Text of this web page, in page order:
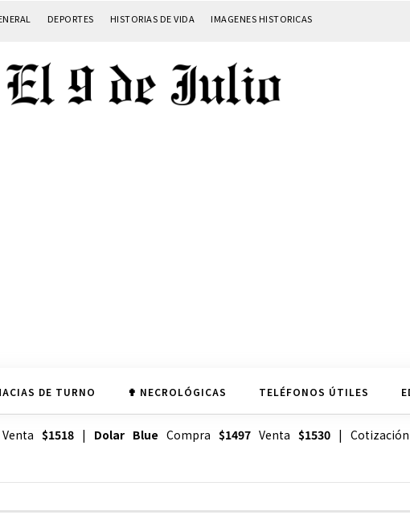
DEPORTES HISTORIAS DE VIDA IMAGENES HISTORICAS
DE TURNO ✟ NECROLÓGICAS TELÉFONOS ÚTILES
$1518| Dolar Blue Compra $1497Venta $1530| Cotización